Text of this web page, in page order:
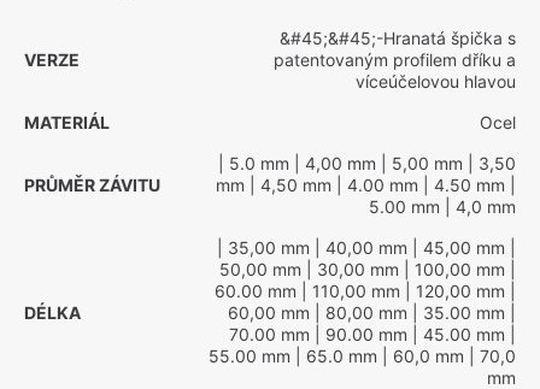
VERZE
&#45;&#45;-Hranatá špička s
patentovaným profilem dříku a
víceúčelovou hlavou
MATERIÁL
Ocel
PRŮMĚR ZÁVITU
| 5.0 mm | 4,00 mm | 5,00 mm | 3,50
mm | 4,50 mm | 4.00 mm | 4.50 mm
5.00 mm | 4,0 mm
DÉLKA
| 35,00 mm | 40,00 mm | 45,00 mm
50,00 mm | 30,00 mm | 100,00 mm
60.00 mm | 110,00 mm | 120,00 mm
60,00 mm | 80,00 mm | 35.00 mm
70.00 mm | 90.00 mm | 45.00 mm
55.00 mm | 65.0 mm | 60,0 mm | 70,0
mm